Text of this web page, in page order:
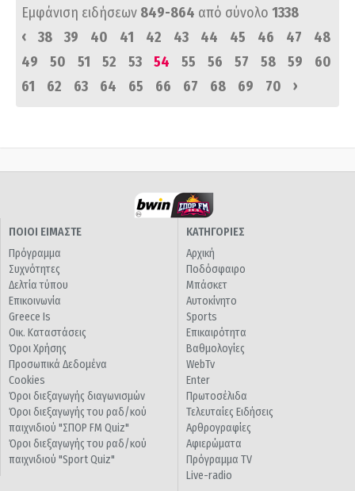
Εμφάνιση ειδήσεων 849-864 από σύνολο 1338
‹
38 39 40 41 42 43 44 45 46 47
48
49
50 51 52 53 54 55 56 57 58 59
60
61
62 63 64 65 66 67 68 69 70 ›
ΠΟΙΟΙ ΕΙΜΑΣΤΕ
Πρόγραμμα
Συχνότητες
Δελτία τύπου
Επικοινωνία
Greece Is
Οικ. Καταστάσεις
Όροι Χρήσης
Προσωπικά Δεδομένα
Cookies
Όροι διεξαγωγής διαγωνισμών
Όροι διεξαγωγής του ραδ/κού
παιχνιδιού "ΣΠΟΡ FM Quiz"
Όροι διεξαγωγής του ραδ/κού
παιχνιδιού "Sport Quiz"
ΚΑΤΗΓΟΡΙΕΣ
Αρχική
Ποδόσφαιρο
Μπάσκετ
Αυτοκίνητο
Sports
Επικαιρότητα
Βαθμολογίες
WebTv
Enter
Πρωτοσέλιδα
Τελευταίες Ειδήσεις
Αρθρογραφίες
Αφιερώματα
Πρόγραμμα TV
Live-radio